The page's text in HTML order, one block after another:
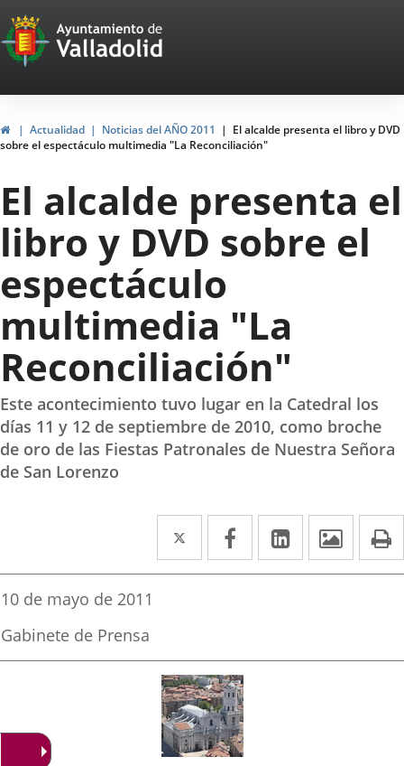
Portal
Web
del
Ayuntamiento
de
Valladolid
HomeActualidad Noticias del AÑO 2011
El alcalde presenta el libro y DVD
sobre el espectáculo multimedia "La Reconciliación"
El alcalde presenta el
libro y DVD sobre el
espectáculo
multimedia "La
Reconciliación"
Este acontecimiento tuvo lugar en la Catedral los
días 11 y 12 de septiembre de 2010, como broche
de oro de las Fiestas Patronales de Nuestra Señora
de San Lorenzo
Twitter
Enlace
a
externa.
Facebook
Enlace
a
externa.
Linkedin
Enlace
a
externa.
Fecha
la
noticia
10 de mayo de 2011
Fuente
la
Gabinete de Prensa